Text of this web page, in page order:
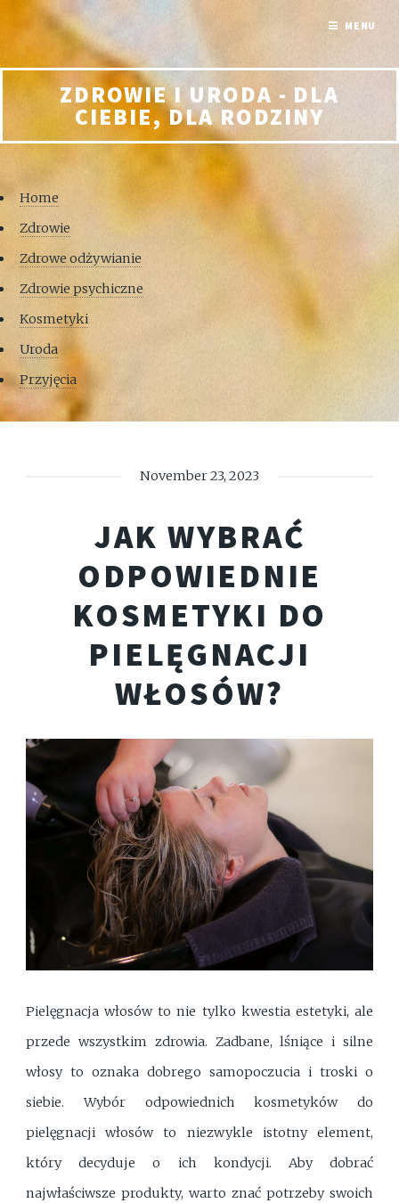
ZDROWIE I URODA - DLA
CIEBIE, DLA RODZINY
Home
Zdrowie
Zdrowe odżywianie
Zdrowie psychiczne
Kosmetyki
Uroda
Przyjęcia
November 23, 2023
JAK WYBRAĆ
ODPOWIEDNIE
KOSMETYKI DO
PIELĘGNACJI
WŁOSÓW?
Pielęgnacja włosów to nie tylko kwestia estetyki, ale
przede wszystkim zdrowia. Zadbane, lśniące i silne
włosy to oznaka dobrego samopoczucia i troski o
siebie. Wybór odpowiednich kosmetyków do
pielęgnacji włosów to niezwykle istotny element,
który decyduje o ich kondycji. Aby dobrać
najwłaściwsze produkty, warto znać potrzeby swoich
MENU